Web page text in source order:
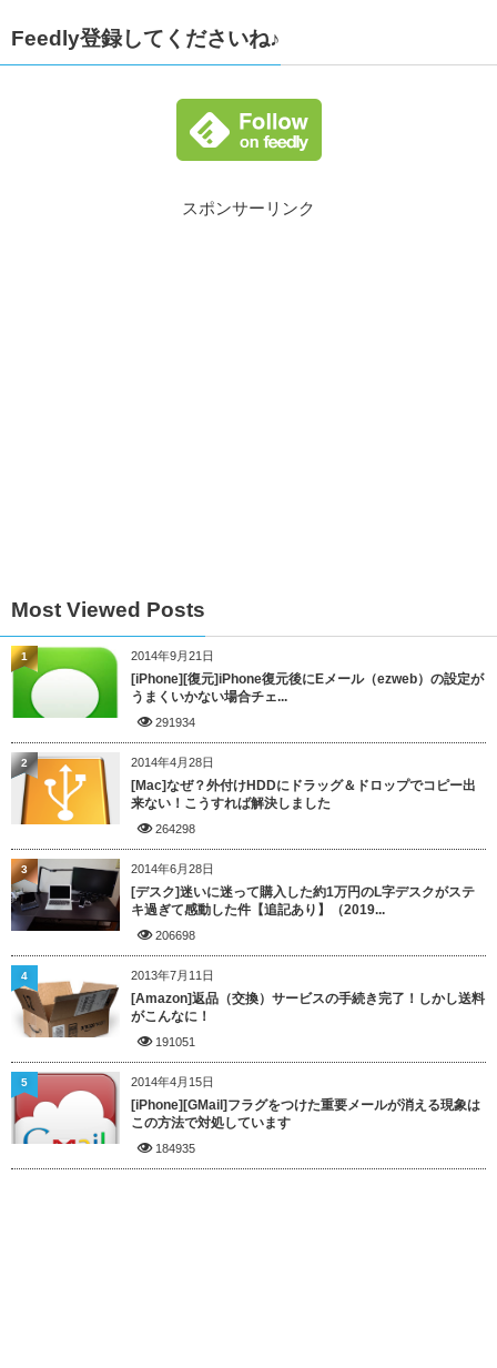
Feedly登録してくださいね♪
スポンサーリンク
Most Viewed Posts
2014年9月21日
[iPhone][復元]iPhone復元後にEメール（ezweb）の設定が
うまくいかない場合チェ...
291934
1
2014年4月28日
[Mac]なぜ？外付けHDDにドラッグ＆ドロップでコピー出
来ない！こうすれば解決しました
264298
2
2014年6月28日
[デスク]迷いに迷って購入した約1万円のL字デスクがステ
キ過ぎて感動した件【追記あり】（2019...
206698
3
2013年7月11日
[Amazon]返品（交換）サービスの手続き完了！しかし送料
がこんなに！
191051
4
2014年4月15日
[iPhone][GMail]フラグをつけた重要メールが消える現象は
この方法で対処しています
184935
5